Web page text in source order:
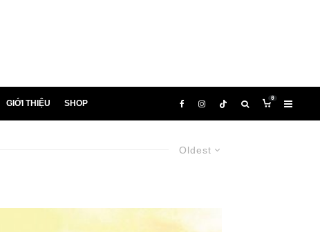
GIỚI THIỆU SHOP
0
Oldest